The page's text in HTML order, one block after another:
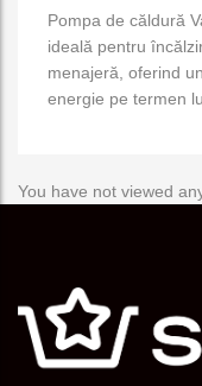
Pompa de căldură
ideală pentru
menajeră, oferind
energie pe termen
You have not viewed